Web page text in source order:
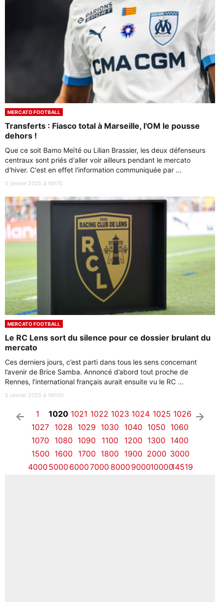
MERCATO FOOTBALL
Transferts : Fiasco total à Marseille, l'OM le pousse
dehors !
Que ce soit Bamo Meïté ou Lilian Brassier, les deux défenseurs
centraux sont priés d'aller voir ailleurs pendant le mercato
d'hiver. C'est en effet l'information communiquée par ...
5 janvier 2025 à 16h15
MERCATO FOOTBALL
Le RC Lens sort du silence pour ce dossier brulant du
mercato
Ces derniers jours, c’est parti dans tous les sens concernant
l’avenir de Brice Samba. Annoncé d’abord tout proche de
Rennes, l’international français aurait ensuite vu le RC ...
5 janvier 2025 à 16h00
arrow_left 1 1020 1021 1022 1023 1024 1025 1026
1027 1028 1029 1030 1040 1050 1060
1070
1080 1090 1100 1200 1300 1400
1500 1600 1700 1800 1900 2000 3000
4000 5000 60007000 8000 90001000014519
arrow_right